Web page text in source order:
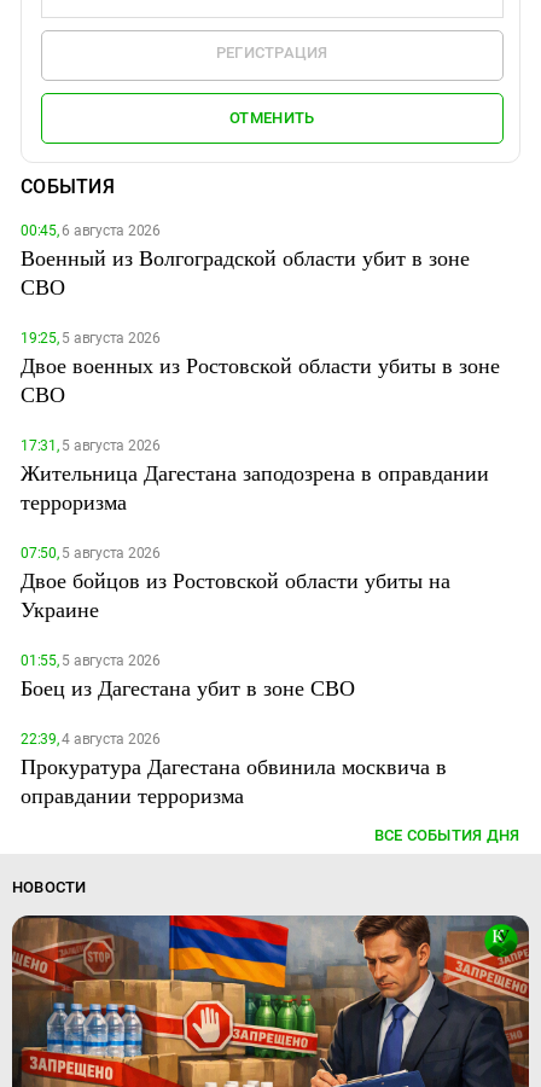
РЕГИСТРАЦИЯ
ОТМЕНИТЬ
СОБЫТИЯ
00:45,6 августа 2026
Военный из Волгоградской области убит в зоне
СВО
19:25,5 августа 2026
Двое военных из Ростовской области убиты в зоне
СВО
17:31,5 августа 2026
Жительница Дагестана заподозрена в оправдании
терроризма
07:50,5 августа 2026
Двое бойцов из Ростовской области убиты на
Украине
01:55,5 августа 2026
Боец из Дагестана убит в зоне СВО
22:39,4 августа 2026
Прокуратура Дагестана обвинила москвича в
оправдании терроризма
ВСЕ СОБЫТИЯ ДНЯ
НОВОСТИ